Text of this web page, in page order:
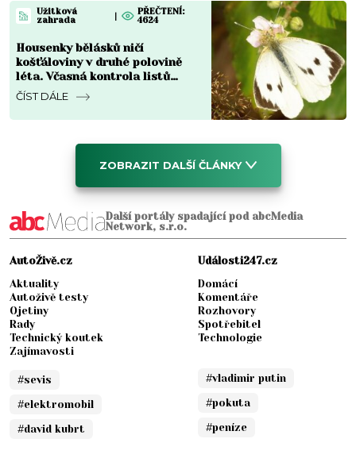
Užitková
zahrada
|
PŘEČTENÍ:
4624
Housenky bělásků ničí
košťáloviny v druhé polovině
léta. Včasná kontrola listů
omezuje škody
ČÍST DÁLE
ZOBRAZIT DALŠÍ ČLÁNKY
Další portály spadající pod abcMedia
Network, s.r.o.
AutoŽivě.cz
Aktuality
Autoživě testy
Ojetiny
Rady
Technický koutek
Zajímavosti
#sevis
#elektromobil
#david kubrt
Události247.cz
Domácí
Komentáře
Rozhovory
Spotřebitel
Technologie
#vladimir putin
#pokuta
#peníze